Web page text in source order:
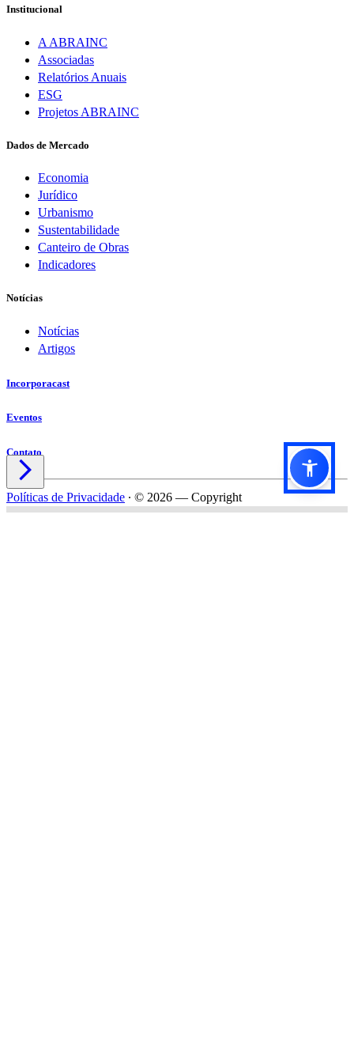
Institucional
A ABRAINC
Associadas
Relatórios Anuais
ESG
Projetos ABRAINC
Dados de Mercado
Economia
Jurídico
Urbanismo
Sustentabilidade
Canteiro de Obras
Indicadores
Notícias
Notícias
Artigos
Incorporacast
Eventos
Contato

Políticas de Privacidade ∙ © 2026 — Copyright